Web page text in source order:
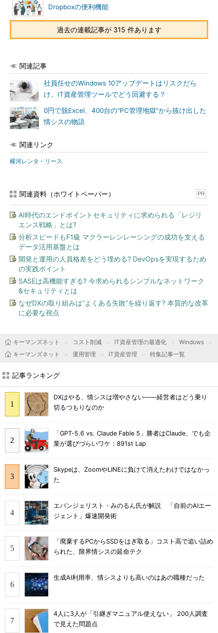
Dropboxの便利機能
過去の連載記事が 315 件あります
関連記事
社員任せのWindows 10アップデートはリスクだら
け、IT資産管理ツールでどう回避する？
0円で脱Excel、400台の“PC管理地獄”から抜け出した
情シスの物語
関連リンク
横河レンタ・リース
関連資料（ホワイトペーパー） PR
AI時代のエンドポイントセキュリティに求められる「レジリ
エンス戦略」とは?
分析スピードもF1級 マクラーレンレーシングの成功を支える
データ活用基盤とは
開発と運用の人員格差をどう埋める? DevOpsを実現するため
の実践ポイント
SASEは高機能すぎる? 今求められるシンプルなネットワーク
&セキュリティとは
なぜDXの取り組みは“よくある失敗”を繰り返す? 本質的な改革
に必要な視点
キーマンズネット コスト削減 IT資産管理の最適化 Windows
キーマンズネット
運用管理 IT資産管理 特集記事一覧
記事ランキング
DXはやる、情シスは増やさない――経営者はどう乗り
切るつもりなのか
「GPT-5.6 vs. Claude Fable 5」勝者はClaude、でも企
業が選びづらいワケ：891st Lap
Skypeは、ZoomやLINEに負けて消えたわけではなかっ
た
エバンジェリスト・みのるん氏が解説 「自前のAIエー
ジェント」爆速開発術
「廃棄するPCからSSDをはぎ取る」コスト高で追い詰め
られた、限界情シスの延命テク
生成AI利用率、情シスよりも高いのはあの職種だった
4人に3人が「引継ぎマニュアル使えない」 200人調査
で見えた問題点